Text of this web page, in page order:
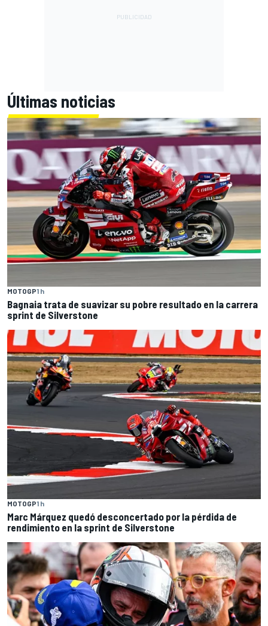
Últimas noticias
MOTOGP1 h
Bagnaia trata de suavizar su pobre resultado en la carrera
sprint de Silverstone
MOTOGP1 h
Marc Márquez quedó desconcertado por la pérdida de
rendimiento en la sprint de Silverstone